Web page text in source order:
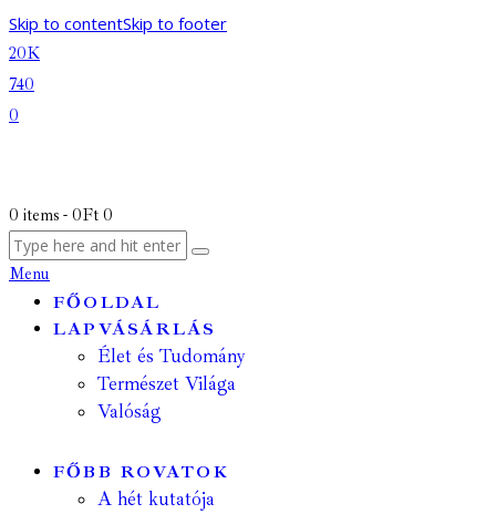
Skip to contentSkip to footer
20K
740
0
0 items - 0Ft 0
Menu
FŐOLDAL
LAPVÁSÁRLÁS
Élet és Tudomány
Természet Világa
Valóság
FŐBB ROVATOK
A hét kutatója